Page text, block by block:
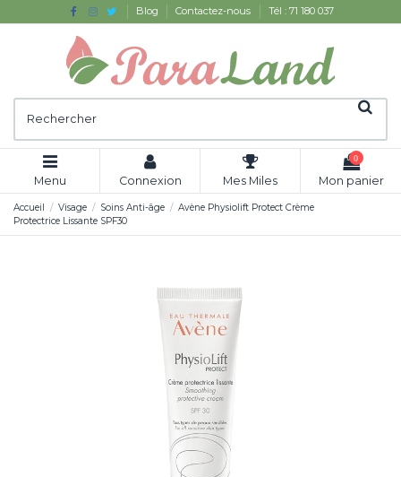
Blog Contactez-nous Tél : 71 180 037
Menu Connexion Mes Miles
0
Mon panier
Accueil Visage Soins Anti-âge
Avène Physiolift Protect Crème
Protectrice Lissante SPF30